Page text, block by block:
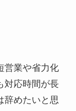
営業や省力化
対応時間が長
辞めたいと思